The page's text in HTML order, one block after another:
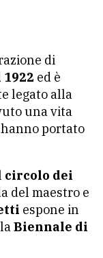
di
ed è
legato alla
una vita
portato
circolo dei
del maestro e
espone in
Biennale di